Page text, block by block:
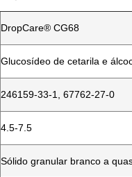
DropCare® CG68
Glucosídeo de cetarila e
246159-33-1, 67762-27-0
4.5-7.5
Sólido granular branco a